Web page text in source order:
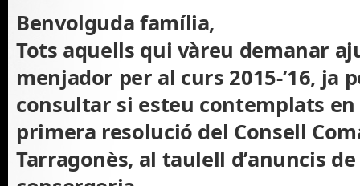
Benvolguda família,
Tots aquells qui vàreu demanar
menjador per al curs 2015-’16, ja
consultar si esteu contemplats
primera resolució del Consell
Tarragonès, al taulell d’anuncis